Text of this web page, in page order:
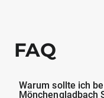
FAQ
Warum sollte ich
Mönchengladbach